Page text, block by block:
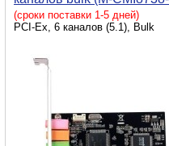
PCI-E)
(сроки поставки 1-5 дней)
PCI-Ex, 6 каналов (5.1), Bulk